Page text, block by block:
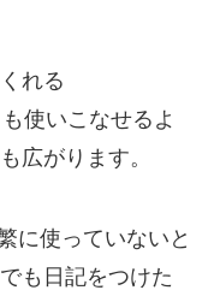
れる
使いこなせるよ
広がります。
に使っていないと
も日記をつけた